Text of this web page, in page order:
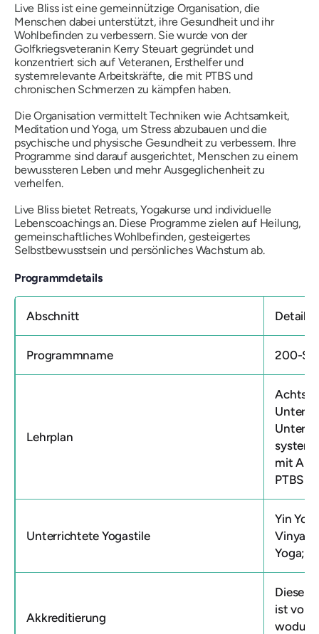
Live Bliss ist eine gemeinnützige Organisation, die
Menschen dabei unterstützt, ihre Gesundheit und ihr
Wohlbefinden zu verbessern. Sie wurde von der
Golfkriegsveteranin Kerry Steuart gegründet und
konzentriert sich auf Veteranen, Ersthelfer und
systemrelevante Arbeitskräfte, die mit PTBS und
chronischen Schmerzen zu kämpfen haben.
Die Organisation vermittelt Techniken wie Achtsamkeit,
Meditation und Yoga, um Stress abzubauen und die
psychische und physische Gesundheit zu verbessern. Ihre
Programme sind darauf ausgerichtet, Menschen zu einem
bewussteren Leben und mehr Ausgeglichenheit zu
verhelfen.
Live Bliss bietet Retreats, Yogakurse und individuelle
Lebenscoachings an. Diese Programme zielen auf Heilung,
gemeinschaftliches Wohlbefinden, gesteigertes
Selbstbewusstsein und persönliches Wachstum ab.
Programmdetails
Abschnitt Details
Programmname 200-
Lehrplan
mit
PTBS
Unterrichtete Yogastile
Yin
Yoga;
Akkreditierung
Diese
ist von